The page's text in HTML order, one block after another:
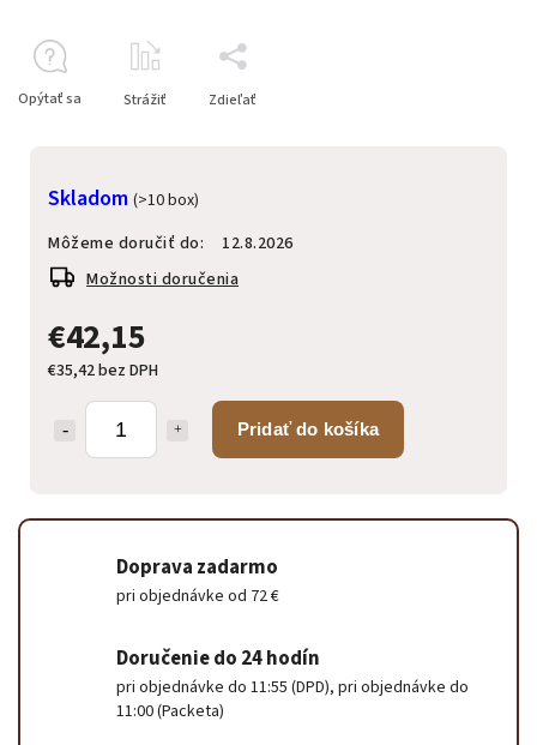
€42,15
€35,42 bez DPH
Pridať do košíka
Skladom (>10 box)
Môžeme doručiť do:
12.8.2026
Možnosti doručenia
Opýtať sa Strážiť Zdieľať
Doprava zadarmo
pri objednávke od 72 €
Doručenie do 24 hodín
pri objednávke do 11:55 (DPD), pri objednávke do
11:00 (Packeta)